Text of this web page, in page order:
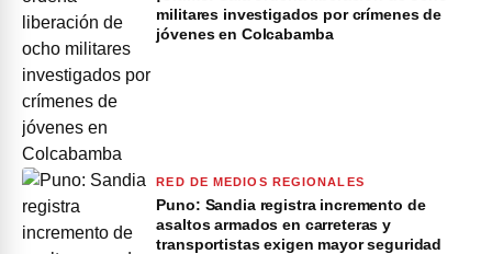
militares investigados por crímenes de
jóvenes en Colcabamba
RED DE MEDIOS REGIONALES
Puno: Sandia registra incremento de
asaltos armados en carreteras y
transportistas exigen mayor seguridad